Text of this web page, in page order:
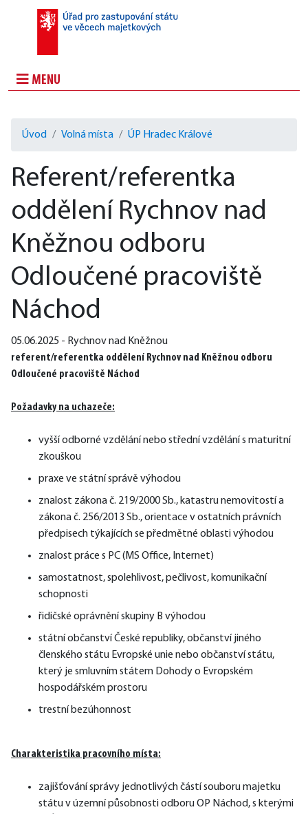
MENU
Úvod Volná místa ÚP Hradec Králové
Referent/referentka
oddělení Rychnov nad
Kněžnou odboru
Odloučené pracoviště
Náchod
05.06.2025 - Rychnov nad Kněžnou
referent/referentka oddělení Rychnov nad Kněžnou odboru
Odloučené pracoviště Náchod
Požadavky na uchazeče:
vyšší odborné vzdělání nebo střední vzdělání s maturitní
zkouškou
praxe ve státní správě výhodou
znalost zákona č. 219/2000 Sb., katastru nemovitostí a
zákona č. 256/2013 Sb., orientace v ostatních právních
předpisech týkajících se předmětné oblasti výhodou
znalost práce s PC (MS Office, Internet)
samostatnost, spolehlivost, pečlivost, komunikační
schopnosti
řidičské oprávnění skupiny B výhodou
státní občanství České republiky, občanství jiného
členského státu Evropské unie nebo občanství státu,
který je smluvním státem Dohody o Evropském
hospodářském prostoru
trestní bezúhonnost
Charakteristika pracovního místa:
zajišťování správy jednotlivých částí souboru majetku
státu v územní působnosti odboru OP Náchod, s kterými